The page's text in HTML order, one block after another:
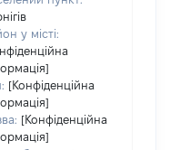
у місті:
[Конфіденційна
[Конфіденційна